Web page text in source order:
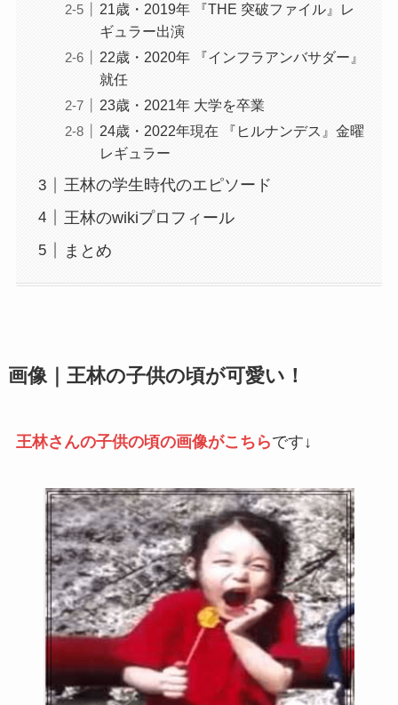
21歳・2019年 『THE 突破ファイル』レ
ギュラー出演
22歳・2020年 『インフラアンバサダー』
就任
23歳・2021年 大学を卒業
24歳・2022年現在 『ヒルナンデス』金曜
レギュラー
王林の学生時代のエピソード
王林のwikiプロフィール
まとめ
画像｜王林の子供の頃が可愛い！
王林さんの子供の頃の画像がこちらです↓